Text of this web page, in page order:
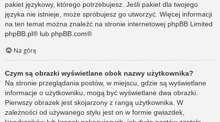
pakiet językowy, którego potrzebujesz. Jeśli pakiet dla twojego
języka nie istnieje, może spróbujesz go utworzyć. Więcej informacji
na ten temat można znaleźć na stronie internetowej phpBB Limited
phpBB.pl® lub phpBB.com®
Na górę
Czym są obrazki wyświetlane obok nazwy użytkownika?
Na stronie przeglądania postów, w miejscu, gdzie są wyświetlane
informacje o użytkowniku, mogą być wyświetlane dwa obrazki.
Pierwszy obrazek jest skojarzony z rangą użytkownika. W
zależności od używanego stylu jest on w formie gwiazdek,